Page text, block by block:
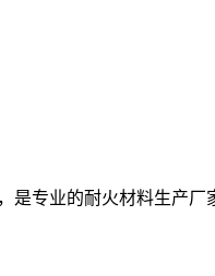
是专业的耐火材料生产厂